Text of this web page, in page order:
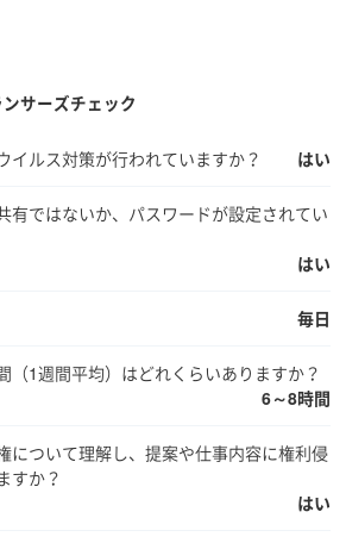
サーズチェック
イルス対策が行われていますか？ はい
有ではないか、パスワードが設定されてい
はい
毎日
（1週間平均）はどれくらいありますか？
6～8時間
について理解し、提案や仕事内容に権利侵
すか？
はい